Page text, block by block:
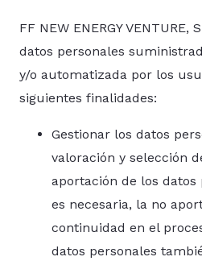
FF NEW ENERGY
datos personales
y/o automatizada por los
siguientes finalidades:
Gestionar los datos
valoración y selección
aportación de los
es necesaria, la no
continuidad en el
datos personales